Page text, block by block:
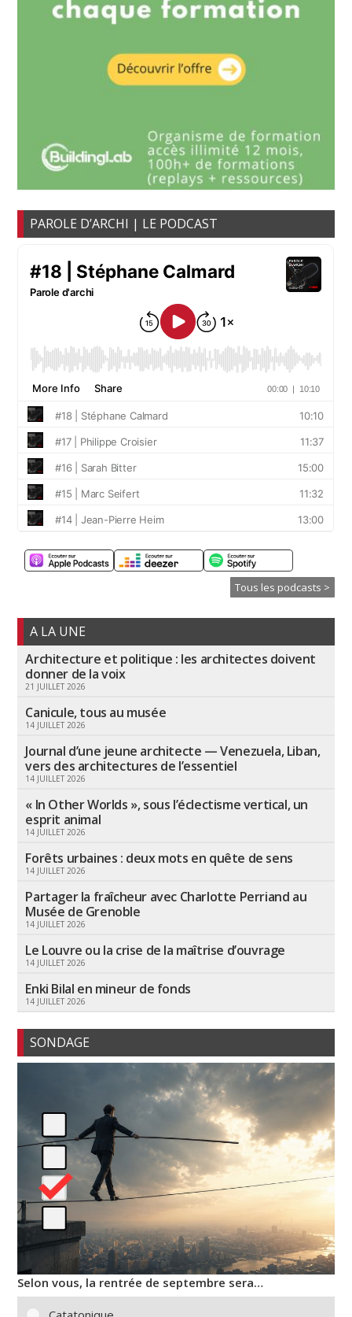
PAROLE D’ARCHI | LE PODCAST
Tous les podcasts >
A LA UNE
Architecture et politique : les architectes doivent
donner de la voix
21 JUILLET 2026
Canicule, tous au musée
14 JUILLET 2026
Journal d’une jeune architecte — Venezuela, Liban,
vers des architectures de l’essentiel
14 JUILLET 2026
« In Other Worlds », sous l’éclectisme vertical, un
esprit animal
14 JUILLET 2026
Forêts urbaines : deux mots en quête de sens
14 JUILLET 2026
Partager la fraîcheur avec Charlotte Perriand au
Musée de Grenoble
14 JUILLET 2026
Le Louvre ou la crise de la maîtrise d’ouvrage
14 JUILLET 2026
Enki Bilal en mineur de fonds
14 JUILLET 2026
SONDAGE
Selon vous, la rentrée de septembre sera…